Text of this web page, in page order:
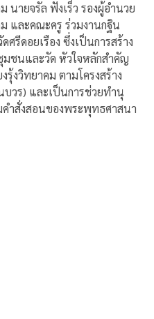
นายจรัล ฟังเร็ว รองผู้อำนวย
ม และคณะครู ร่วมงานกฐิน
รีดอยเรือง ซึ่งเป็นการสร้าง
มชนและวัด หัวใจหลักสำคัญ
รุ้งวิทยาคม ตามโครงสร้าง
บวร) และเป็นการช่วยทำนุ
ำสั่งสอนของพระพุทธศาสนา